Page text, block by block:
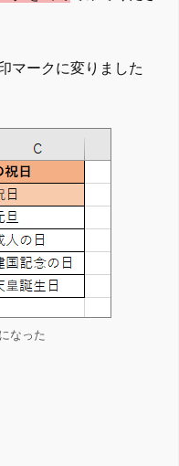
マークに変りました
なった